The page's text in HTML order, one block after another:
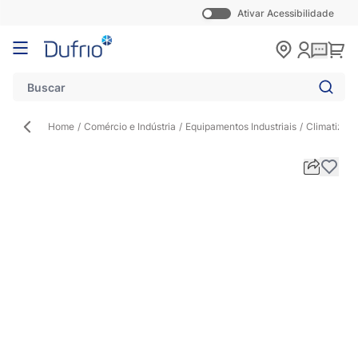
Ativar Acessibilidade
Pular para o conteúdo
Home / Comércio e Indústria / Equipamentos Industriais /